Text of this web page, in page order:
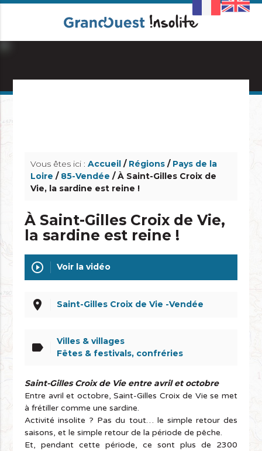
Vous êtes ici :Accueil / Régions / Pays de la
Loire / 85-Vendée / À Saint-Gilles Croix de
Vie, la sardine est reine !
À Saint-Gilles Croix de Vie,
la sardine est reine !
play_circle_outline Voir la vidéo
place Saint-Gilles Croix de Vie -Vendée
label
Villes & villages
Fêtes & festivals, confréries
Saint-Gilles Croix de Vie entre avril et octobre
Entre avril et octobre, Saint-Gilles Croix de Vie se met
à frétiller comme une sardine.
Activité insolite ? Pas du tout… le simple retour des
saisons, et le simple retour de la période de pêche.
Et, pendant cette période, ce sont plus de 2300